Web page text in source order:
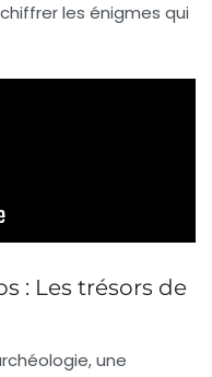
les énigmes qui
: Les trésors de
, une